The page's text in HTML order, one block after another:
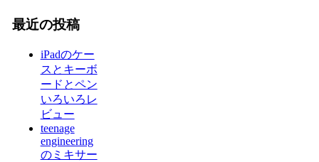
最近の投稿
iPadのケー
スとキーボ
ードとペン
いろいろレ
ビュー
teenage
engineering
のミキサー